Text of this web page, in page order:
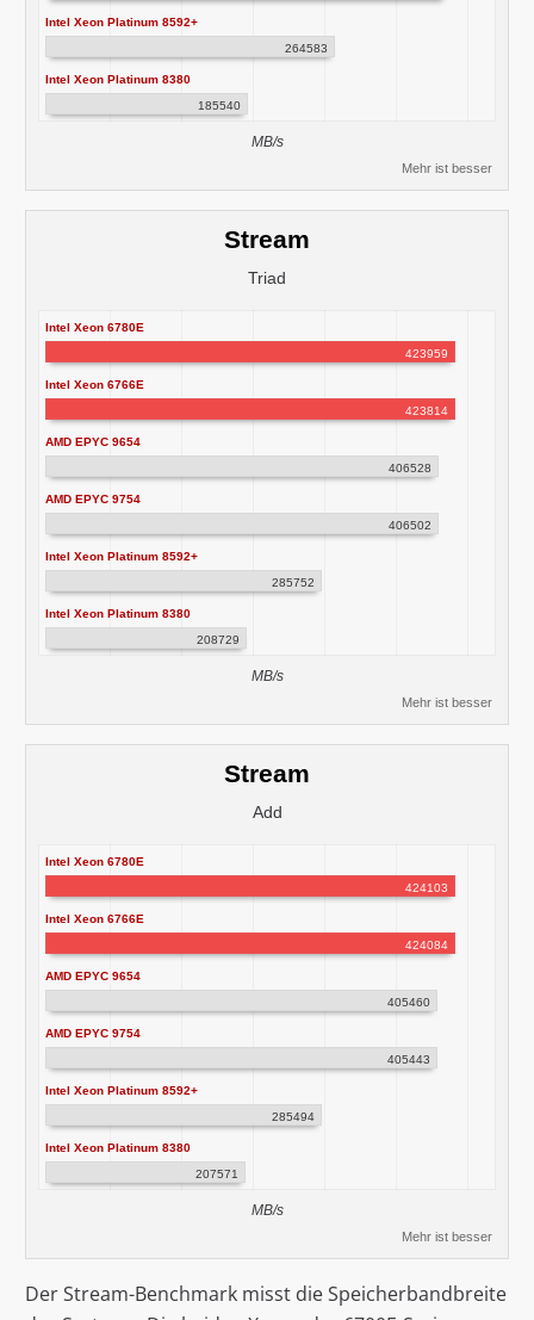
Intel Xeon Platinum 8592+
264583
Intel Xeon Platinum 8380
185540
MB/s
Mehr ist besser
Stream
Triad
Intel Xeon 6780E
423959
Intel Xeon 6766E
423814
AMD EPYC 9654
406528
AMD EPYC 9754
406502
Intel Xeon Platinum 8592+
285752
Intel Xeon Platinum 8380
208729
MB/s
Mehr ist besser
Stream
Add
Intel Xeon 6780E
424103
Intel Xeon 6766E
424084
AMD EPYC 9654
405460
AMD EPYC 9754
405443
Intel Xeon Platinum 8592+
285494
Intel Xeon Platinum 8380
207571
MB/s
Mehr ist besser
Der Stream-Benchmark misst die Speicherbandbreite